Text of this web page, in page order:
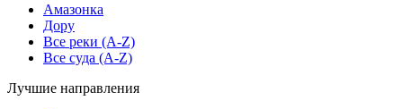
Амазонка
Дору
Все реки (A-Z)
Все суда (A-Z)
Лучшие направления